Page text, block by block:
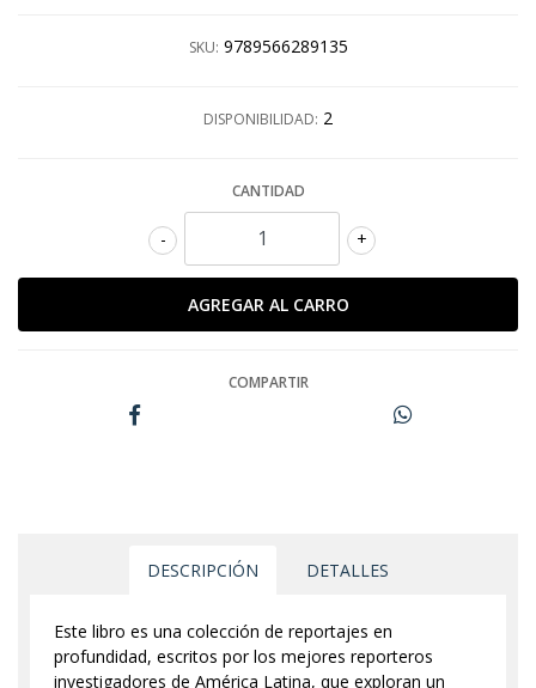
SKU: 9789566289135
DISPONIBILIDAD: 2
CANTIDAD
+
-
COMPARTIR
DESCRIPCIÓN DETALLES
Este libro es una colección de reportajes en
profundidad, escritos por los mejores reporteros
investigadores de América Latina, que exploran un